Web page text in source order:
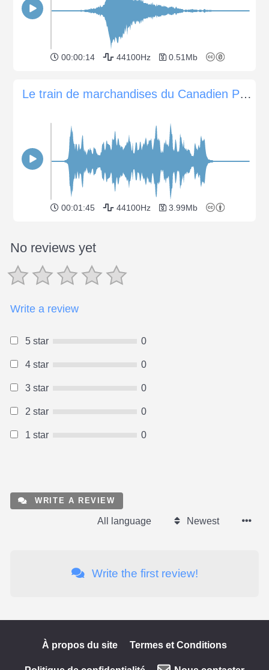
00:00:14 44100Hz 0.51Mb
Le train de marchandises du Canadien Pacifique passe à Trenton, Ontario, Canada
00:01:45 44100Hz 3.99Mb
No reviews yet
Write a review
5 star 0
4 star 0
3 star 0
2 star 0
1 star 0
WRITE A REVIEW
All language Newest
Write the first review!
À propos du site Termes et Conditions